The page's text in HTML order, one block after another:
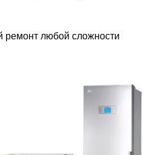
любой сложности